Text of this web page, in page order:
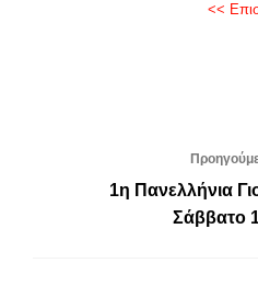
<<
1η Πανελλήνια
Σάββατο